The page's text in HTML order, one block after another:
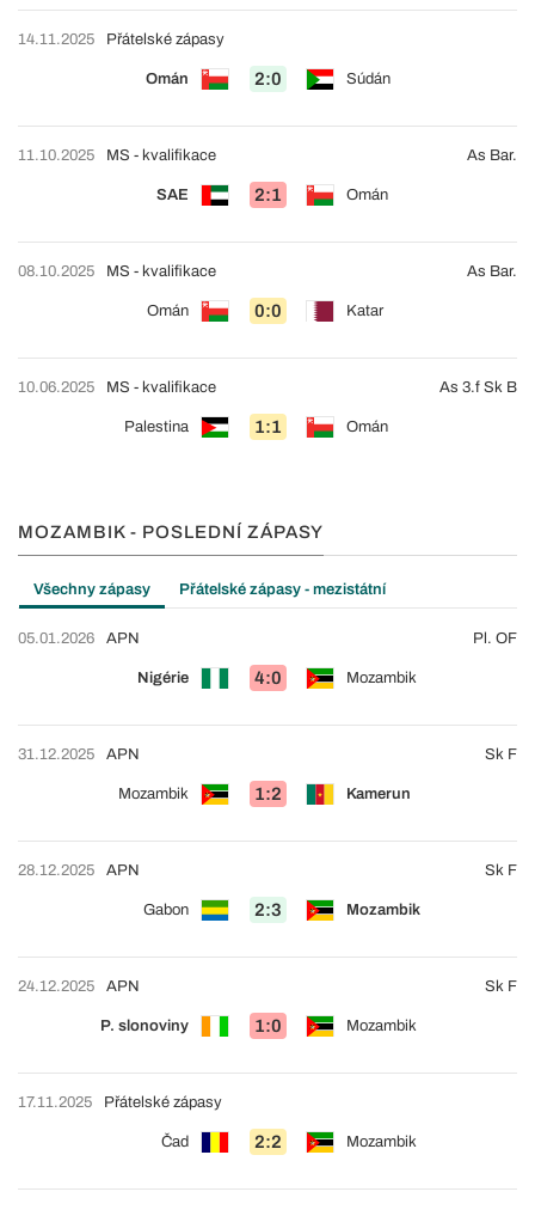
14.11.2025
Omán 2:0 Súdán
Přátelské zápasy
11.10.2025
SAE 2:1 Omán
MS - kvalifikace As Bar.
08.10.2025
Omán 0:0 Katar
MS - kvalifikace As Bar.
10.06.2025
Palestina 1:1 Omán
MS - kvalifikace As 3.f Sk B
MOZAMBIK - POSLEDNÍ ZÁPASY
Všechny zápasy Přátelské zápasy - mezistátní
05.01.2026
Nigérie 4:0 Mozambik
APN Pl. OF
31.12.2025
Mozambik 1:2 Kamerun
APN Sk F
28.12.2025
Gabon 2:3 Mozambik
APN Sk F
24.12.2025
P. slonoviny 1:0 Mozambik
APN Sk F
17.11.2025
Čad 2:2 Mozambik
Přátelské zápasy